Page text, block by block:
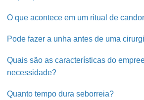
O que acontece em um ritual de
Pode fazer a unha antes de uma
Quais são as características do
necessidade?
Quanto tempo dura seborreia?